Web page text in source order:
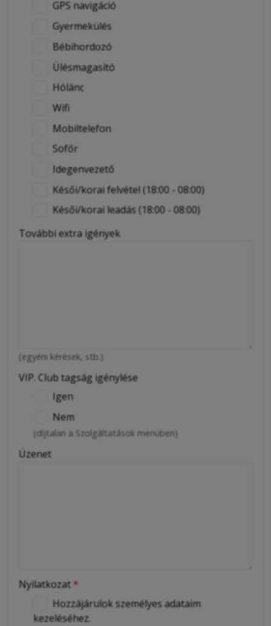
GPS navigáció
Gyermekülés
Bébihordozó
Ülésmagasító
Hólánc
Wifi
Mobiltelefon
Sofőr
Idegenvezető
Késői/korai felvétel (18:00 - 08:00)
Késői/korai leadás (18:00 - 08:00)
További extra igények
(egyéni kérések, stb.)
VIP. Club tagság igénylése
Igen
Nem
(díjtalan a Szolgáltatások menüben)
Üzenet
Nyilatkozat *
Hozzájárulok személyes adataim
kezeléséhez.